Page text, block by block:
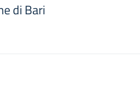
di Bari